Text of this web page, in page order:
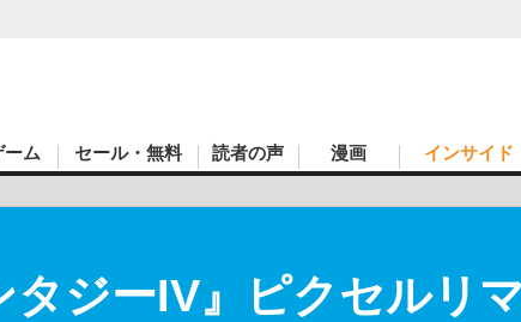
ーム セール・無料 読者の声 漫画 インサイド
タジーIV』ピクセルリ